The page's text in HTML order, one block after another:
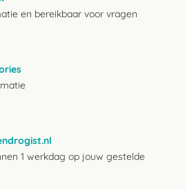
en bereikbaar voor vragen
1 werkdag op jouw gestelde